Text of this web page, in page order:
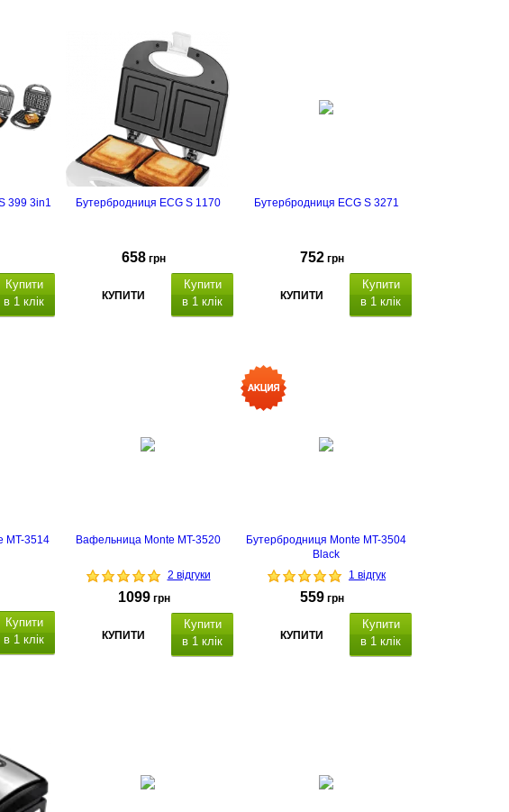
399 3in1
Купити
в 1 клік
Бутербродниця ECG S 1170
658 грн
КУПИТИ
Купити
в 1 клік
Бутербродниця ECG S 3271
752 грн
КУПИТИ
Купити
в 1 клік
MT-3514
Купити
в 1 клік
Вафельница Monte MT-3520
2 відгуки
1099 грн
КУПИТИ
Купити
в 1 клік
Бутербродниця Monte MT-3504
Black
1 відгук
559 грн
КУПИТИ
Купити
в 1 клік